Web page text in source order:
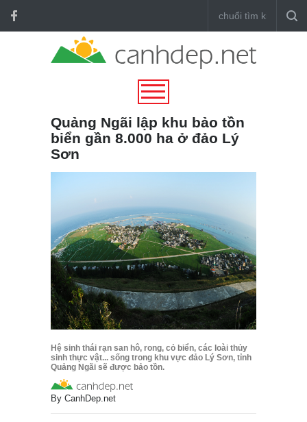
Quảng Ngãi lập khu bảo tồn
biển gần 8.000 ha ở đảo Lý
Sơn
Hệ sinh thái rạn san hô, rong, cỏ biển, các loài thủy
sinh thực vật... sống trong khu vực đảo Lý Sơn, tỉnh
Quảng Ngãi sẽ được bảo tồn.
By CanhDep.net